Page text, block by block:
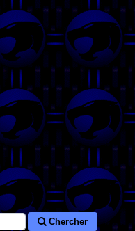
Chercher